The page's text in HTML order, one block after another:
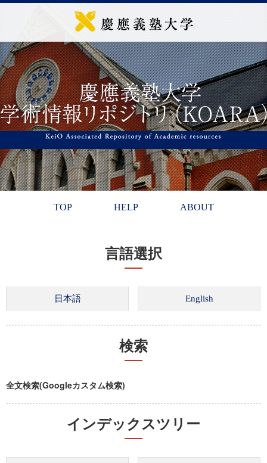
TOP HELP ABOUT
言語選択
検索
全文検索(Googleカスタム検索)
インデックスツリー